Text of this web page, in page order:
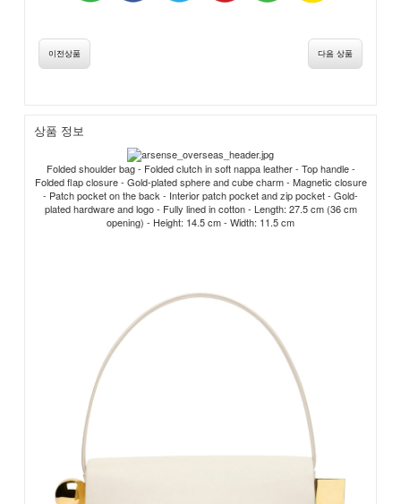
이전상품 다음 상품
상품 정보
Folded shoulder bag - Folded clutch in soft nappa leather - Top handle -
Folded flap closure - Gold-plated sphere and cube charm - Magnetic closure
- Patch pocket on the back - Interior patch pocket and zip pocket - Gold-
plated hardware and logo - Fully lined in cotton - Length: 27.5 cm (36 cm
opening) - Height: 14.5 cm - Width: 11.5 cm